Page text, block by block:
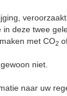
deze twee
met CO2
niet.
naar uw